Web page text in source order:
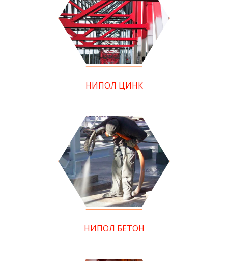
НИПОЛ ЦИНК
НИПОЛ БЕТОН